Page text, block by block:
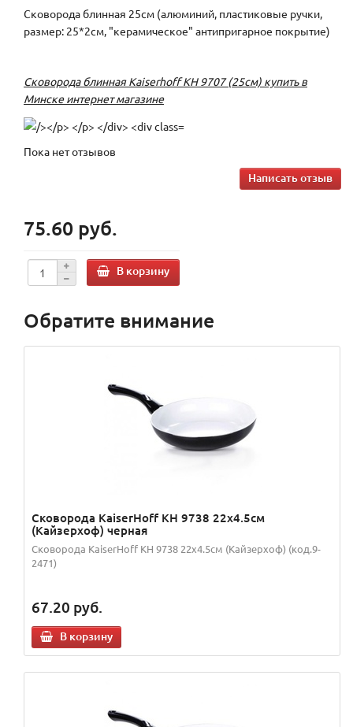
Сковорода блинная 25см (алюминий, пластиковые ручки,
размер: 25*2см, "керамическое" антипригарное покрытие)
Сковорода блинная Kaiserhoff KH 9707 (25см) купить в
Минске интернет магазине
Пока нет отзывов
Написать отзыв
75.60 руб.
В корзину
Обратите внимание
Сковорода KaiserHoff KH 9738 22х4.5см
(Кайзерхоф) черная
Сковорода KaiserHoff KH 9738 22х4.5см (Кайзерхоф) (код.9-
2471)
67.20 руб.
В корзину